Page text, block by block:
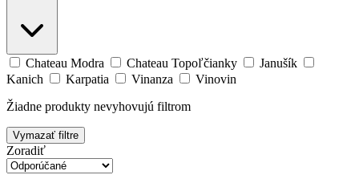
Chateau Modra Chateau Topoľčianky
Janušík
Kanich
Karpatia Vinanza
Vinovin
Žiadne produkty nevyhovujú filtrom
Vymazať filtre
Zoradiť